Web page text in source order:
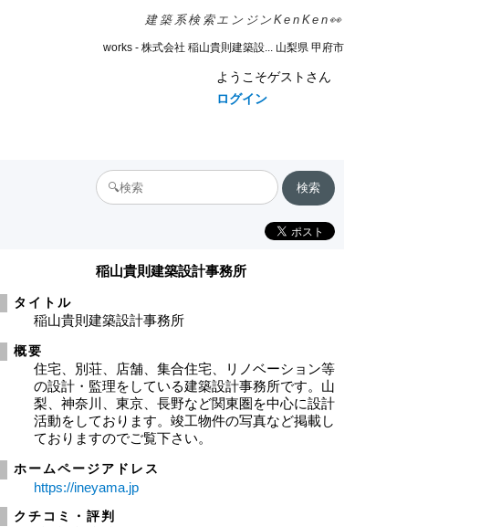
建築系検索エンジンKenKen👀
works - 株式会社 稲山貴則建築設... 山梨県 甲府市
ようこそゲストさん
ログイン
稲山貴則建築設計事務所
タイトル
稲山貴則建築設計事務所
概要
住宅、別荘、店舗、集合住宅、リノベーション等
の設計・監理をしている建築設計事務所です。山
梨、神奈川、東京、長野など関東圏を中心に設計
活動をしております。竣工物件の写真など掲載し
ておりますのでご覧下さい。
ホームページアドレス
https://ineyama.jp
クチコミ・評判